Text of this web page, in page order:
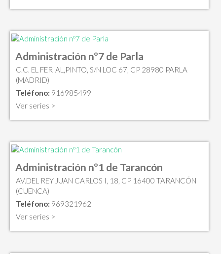
Administración nº7 de Parla
C.C. EL FERIAL,PINTO, S/N LOC 67, CP 28980 PARLA
(MADRID)
Teléfono: 916985499
Ver series >
Administración nº1 de Tarancón
AV.DEL REY JUAN CARLOS I, 18, CP 16400 TARANCÓN
(CUENCA)
Teléfono: 969321962
Ver series >